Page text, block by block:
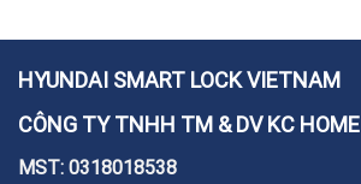
HYUNDAI SMART LOCK VIETNAM
CÔNG TY TNHH TM & DV KC HOME
MST: 0318018538